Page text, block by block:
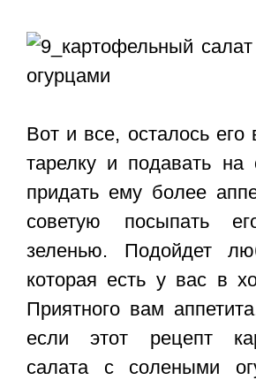
Вот и все, осталось
тарелку и подавать на
придать ему более
советую посыпать
зеленью. Подойдет
которая есть у вас в
Приятного вам
если этот рецепт
салата с солеными